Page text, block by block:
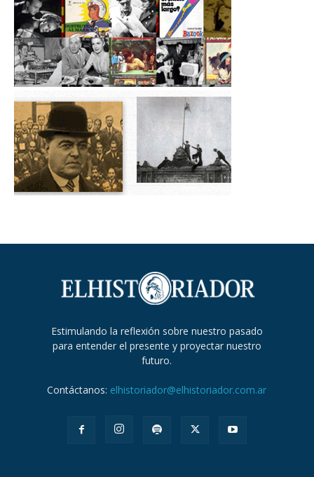
Estimulando la reflexión sobre nuestro pasado
para entender el presente y proyectar nuestro
futuro.
Contáctanos: elhistoriador@elhistoriador.com.ar